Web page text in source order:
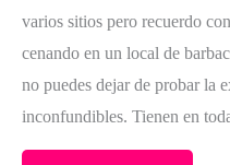
varios sitios pero recuerdo
cenando en un local de
no puedes dejar de probar la
inconfundibles. Tienen en